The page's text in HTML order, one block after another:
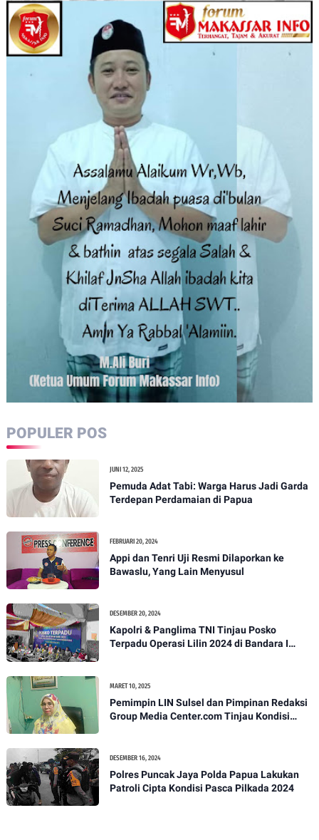
POPULER POS
JUNI 12, 2025
Pemuda Adat Tabi: Warga Harus Jadi Garda
Terdepan Perdamaian di Papua
FEBRUARI 20, 2024
Appi dan Tenri Uji Resmi Dilaporkan ke
Bawaslu, Yang Lain Menyusul
DESEMBER 20, 2024
Kapolri & Panglima TNI Tinjau Posko
Terpadu Operasi Lilin 2024 di Bandara I
MARET 10, 2025
Pemimpin LIN Sulsel dan Pimpinan Redaksi
Group Media Center.com Tinjau Kondisi
DESEMBER 16, 2024
Polres Puncak Jaya Polda Papua Lakukan
Patroli Cipta Kondisi Pasca Pilkada 2024